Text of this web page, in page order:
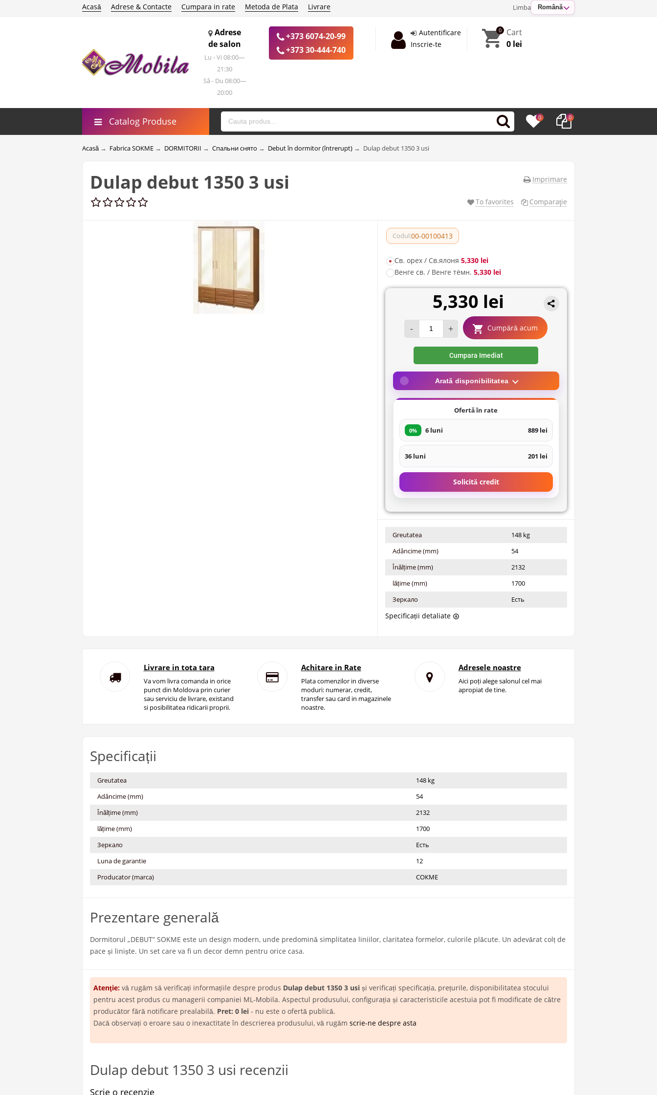
Limba Română
Acasă Adrese & Contacte Cumpara in rate Metoda de Plata Livrare
Adrese
de salon
Lu - Vi 08:00—
21:30
Sâ - Du 08:00—
20:00
+373 6074-20-99
+373 30-444-740
Autentificare
Inscrie-te
0
Cart
0 lei
Catalog Produse 0 0
Acasă → Fabrica SOKME → DORMITORII → Спальни снято → Debut în dormitor (întrerupt) → Dulap debut 1350 3 usi
Imprimare
Dulap debut 1350 3 usi
To favorites Comparaţie
Codul:00-00100413
Cв. орех / Св.ялоня 5,330 lei
Венге св. / Венге тёмн. 5,330 lei
5,330 lei
- + Cumpără acum
Cumpara Imediat
Arată disponibilitatea
Ofertă în rate
0% 6 luni 889 lei
36 luni 201 lei
Solicită credit
Greutatea
148 kg
Adâncime (mm)
54
Înălțime (mm)
2132
lățime (mm)
1700
Зеркало
Есть
Specificații detaliate
Livrare in tota tara
Va vom livra comanda in orice
punct din Moldova prin curier
sau serviciu de livrare, existand
si posibilitatea ridicarii proprii.
Achitare in Rate
Plata comenzilor in diverse
moduri: numerar, credit,
transfer sau card in magazinele
noastre.
Adresele noastre
Aici poți alege salonul cel mai
apropiat de tine.
Specificații
Greutatea
148 kg
Adâncime (mm)
54
Înălțime (mm)
2132
lățime (mm)
1700
Зеркало
Есть
Luna de garantie
12
Producator (marca)
СОКМЕ
Prezentare generală
Dormitorul „DEBUT” SOKME este un design modern, unde predomină simplitatea liniilor, claritatea formelor, culorile plăcute. Un adevărat colț de
pace și liniște. Un set care va fi un decor demn pentru orice casa.
Atenţie: vă rugăm să verificați informațiile despre produs Dulap debut 1350 3 usi și verificați specificația, prețurile, disponibilitatea stocului
pentru acest produs cu managerii companiei ML-Mobila. Aspectul produsului, configurația și caracteristicile acestuia pot fi modificate de către
producător fără notificare prealabilă. Pret: 0 lei - nu este o ofertă publică.
Dacă observați o eroare sau o inexactitate în descrierea produsului, vă rugăm scrie-ne despre asta
Dulap debut 1350 3 usi recenzii
Scrie o recenzie